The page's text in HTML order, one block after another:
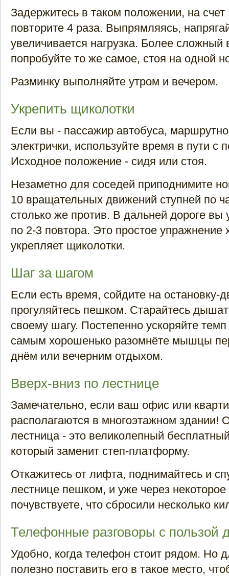
Задержитесь в таком положении, на
повторите 4 раза. Выпрямляясь,
увеличивается нагрузка. Более сложный
попробуйте то же самое, стоя на одной
Разминку выполняйте утром и вечером.
Укрепить щиколотки
Если вы - пассажир автобуса,
электрички, используйте время в пути с
Исходное положение - сидя или стоя.
Незаметно для соседей приподнимите
10 вращательных движений ступней по
столько же против. В дальней дороге вы
по 2-3 повтора. Это простое упражнение
укрепляет щиколотки.
Шаг за шагом
Если есть время, сойдите на остановку-
прогуляйтесь пешком. Старайтесь
своему шагу. Постепенно ускоряйте
самым хорошенько разомнёте мышцы
днём или вечерним отдыхом.
Вверх-вниз по лестнице
Замечательно, если ваш офис или
располагаются в многоэтажном здании!
лестница - это великолепный
который заменит степ-платформу.
Откажитесь от лифта, поднимайтесь и
лестнице пешком, и уже через
почувствуете, что сбросили несколько
Телефонные разговоры с пользой
Удобно, когда телефон стоит рядом. Но
полезно поставить его в такое место,